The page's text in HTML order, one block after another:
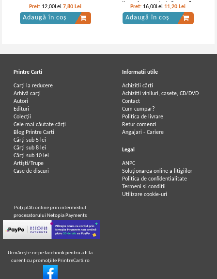
Pret:12,00Lei 7,80 Lei
Adaugă în coș
timpuri pana astazi. Compediu
pentru clasele a IV a-a VIII a
Pret:16,00Lei 11,20 Lei
Adaugă în coș
Printre Carti
Carți la reducere
Arhivă carți
Autori
Edituri
Colecții
Cele mai căutate cărți
Blog Printre Carti
Cărţi sub 5 lei
Cărţi sub 8 lei
Cărţi sub 10 lei
Artiști/Trupe
Case de discuri
Informatii utile
Achizitii cărți
Achizitii viniluri, casete, CD/DVD
Contact
Cum cumpar?
Politica de livrare
Retur comenzi
Angajari - Cariere
Legal
ANPC
Soluționarea online a litigiilor
Politica de confidentialitate
Termeni si conditii
Utilizare cookie-uri
Poţi plăti online prin intermediul
procesatorului Netopia Payments
Urmăreşte-ne pe facebook pentru a fi la
curent cu promoţiile PrintreCarti.ro